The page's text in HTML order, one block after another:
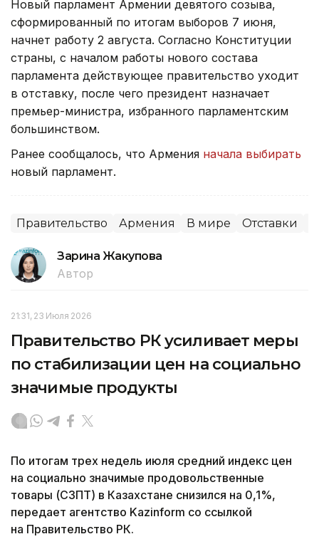
Новый парламент Армении девятого созыва,
сформированный по итогам выборов 7 июня,
начнет работу 2 августа. Согласно Конституции
страны, с началом работы нового состава
парламента действующее правительство уходит
в отставку, после чего президент назначает
премьер-министра, избранного парламентским
большинством.
Ранее сообщалось, что Армения начала выбирать
новый парламент.
Правительство Армения В мире Отставки
Зарина Жакупова
Автор
21:31, 23 Июля 2026
Правительство РК усиливает меры
по стабилизации цен на социально
значимые продукты
По итогам трех недель июля средний индекс цен
на социально значимые продовольственные
товары (СЗПТ) в Казахстане снизился на 0,1%,
передает агентство Kazinform со ссылкой
на Правительство РК.